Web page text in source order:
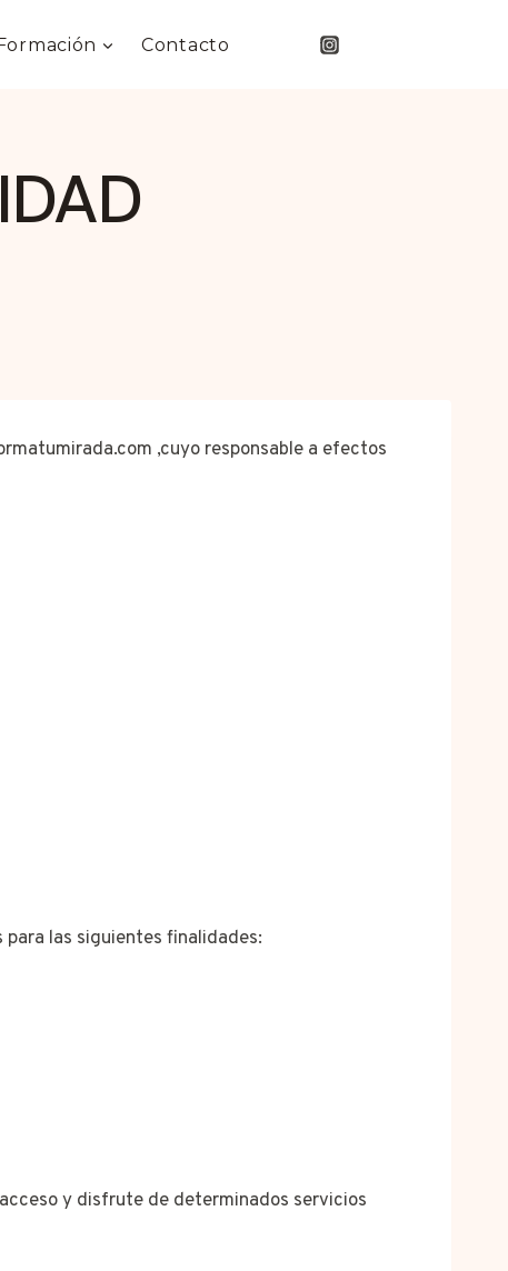
Contacto
,cuyo responsable a efectos
las siguientes finalidades:
y disfrute de determinados servicios